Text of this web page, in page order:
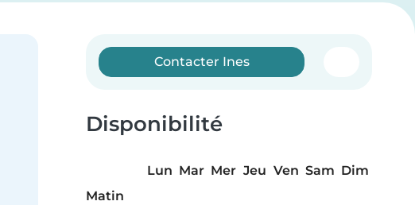
Contacter Ines
Disponibilité
Lun Mar Mer Jeu Ven Sam Dim
Matin